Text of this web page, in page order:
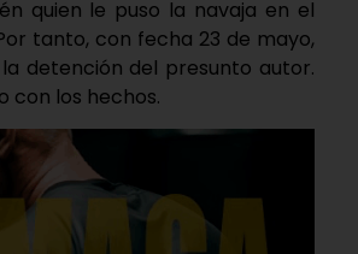
quien le puso la navaja en el
tanto, con fecha 23 de mayo,
detención del presunto autor.
con los hechos.